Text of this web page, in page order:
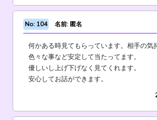
No: 104 名前: 匿名
何かある時見てもらっています。相手の気
色々な事など安定して当たってます。
優しいし上げ下げなく見てくれます。
安心してお話ができます。